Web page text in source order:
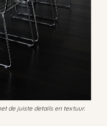
de juiste details en textuur.